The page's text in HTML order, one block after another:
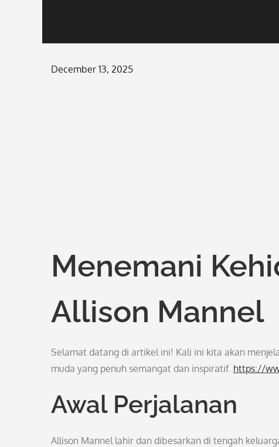
Posted
December 13, 2025
Menemani
Allison Mannel
Selamat datang di artikel ini! Kali ini kita akan
muda yang penuh semangat dan inspiratif. https://
Awal Perjalanan
Allison Mannel lahir dan dibesarkan di tengah